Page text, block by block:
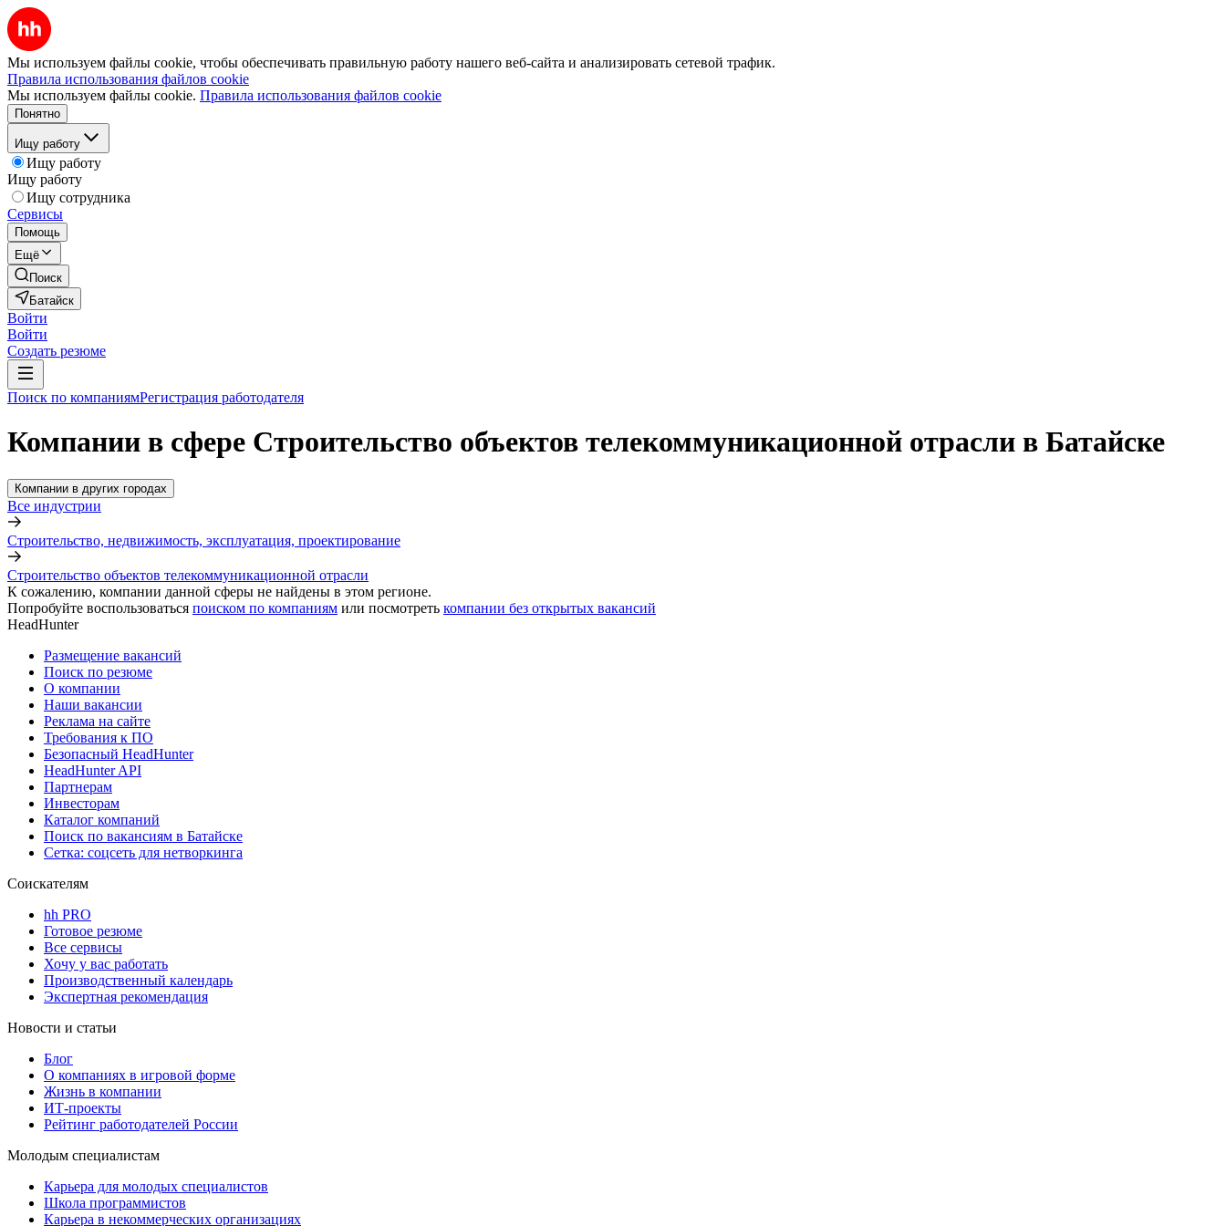
Мы используем файлы cookie, чтобы обеспечивать правильную работу нашего веб-сайта и анализировать сетевой трафик.
Правила использования файлов cookie
Мы используем файлы cookie. Правила использования файлов cookie
Понятно
Ищу работу
Ищу работу
Ищу работу
Ищу сотрудника
Сервисы
Помощь
Ещё
Поиск
Батайск
Войти
Войти
Создать резюме
Поиск по компаниямРегистрация работодателя
Компании в сфере Строительство объектов телекоммуникационной отрасли в Батайске
Компании в других городах
Все индустрии
Строительство, недвижимость, эксплуатация, проектирование
Строительство объектов телекоммуникационной отрасли
К сожалению, компании данной сферы не найдены в этом регионе.
Попробуйте воспользоваться поиском по компаниям или посмотреть компании без открытых вакансий
HeadHunter
Размещение вакансий
Поиск по резюме
О компании
Наши вакансии
Реклама на сайте
Требования к ПО
Безопасный HeadHunter
HeadHunter API
Партнерам
Инвесторам
Каталог компаний
Поиск по вакансиям в Батайске
Сетка: соцсеть для нетворкинга
Соискателям
hh PRO
Готовое резюме
Все сервисы
Хочу у вас работать
Производственный календарь
Экспертная рекомендация
Новости и статьи
Блог
О компаниях в игровой форме
Жизнь в компании
ИТ-проекты
Рейтинг работодателей России
Молодым специалистам
Карьера для молодых специалистов
Школа программистов
Карьера в некоммерческих организациях